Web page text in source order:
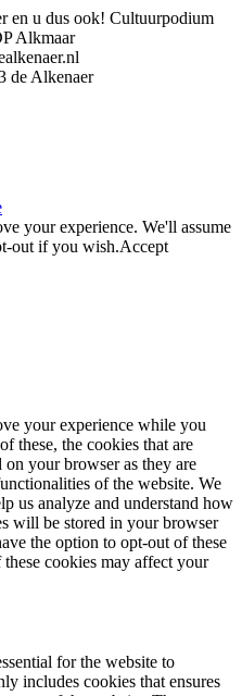
en u dus ook! Cultuurpodium
Alkmaar
de Alkenaer
your experience. We'll assume
out if you wish.Accept
your experience while you
these, the cookies that are
on your browser as they are
of the website. We
us analyze and understand how
will be stored in your browser
the option to opt-out of these
cookies may affect your
for the website to
includes cookies that ensures